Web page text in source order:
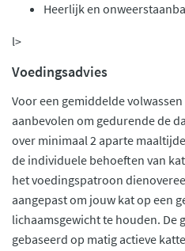
Heerlijk en
l>
Voedingsadvies
Voor een gemiddelde
aanbevolen om gedurende de
over minimaal 2 aparte
de individuele behoeften van
het voedingspatroon
aangepast om jouw kat op een
lichaamsgewicht te houden. De
gebaseerd op matig actieve